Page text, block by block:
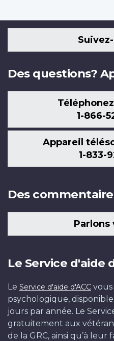
Des questions?
1-866-
Appareil
1-833-
Des
Parlons
Le Service d'aide
Le Service d'aide d'ACC
psychologique,
jours par année. Le
gratuitement aux
de la GRC, ainsi qu’à leur